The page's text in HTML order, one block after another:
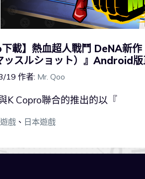
下載】熱血超人戰鬥 DeNA新
ッスルショット）』Android
19 作者: Mr. Qoo
K Copro聯合的推出的以『
戲、 日本遊戲